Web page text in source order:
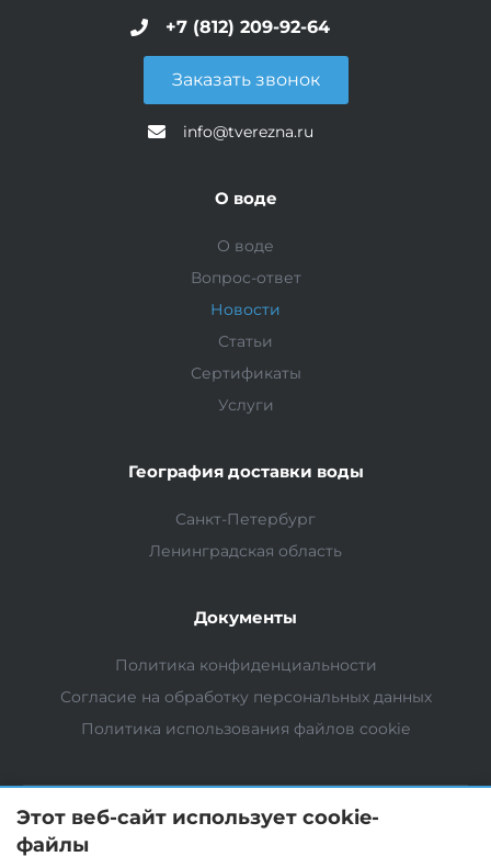
+7 (812) 209-92-64
Заказать звонок
info@tverezna.ru
О воде
О воде
Вопрос-ответ
Новости
Статьи
Сертификаты
Услуги
География доставки воды
Санкт-Петербург
Ленинградская область
Документы
Политика конфиденциальности
Согласие на обработку персональных данных
Политика использования файлов cookie
Этот веб-сайт использует cookie-
файлы